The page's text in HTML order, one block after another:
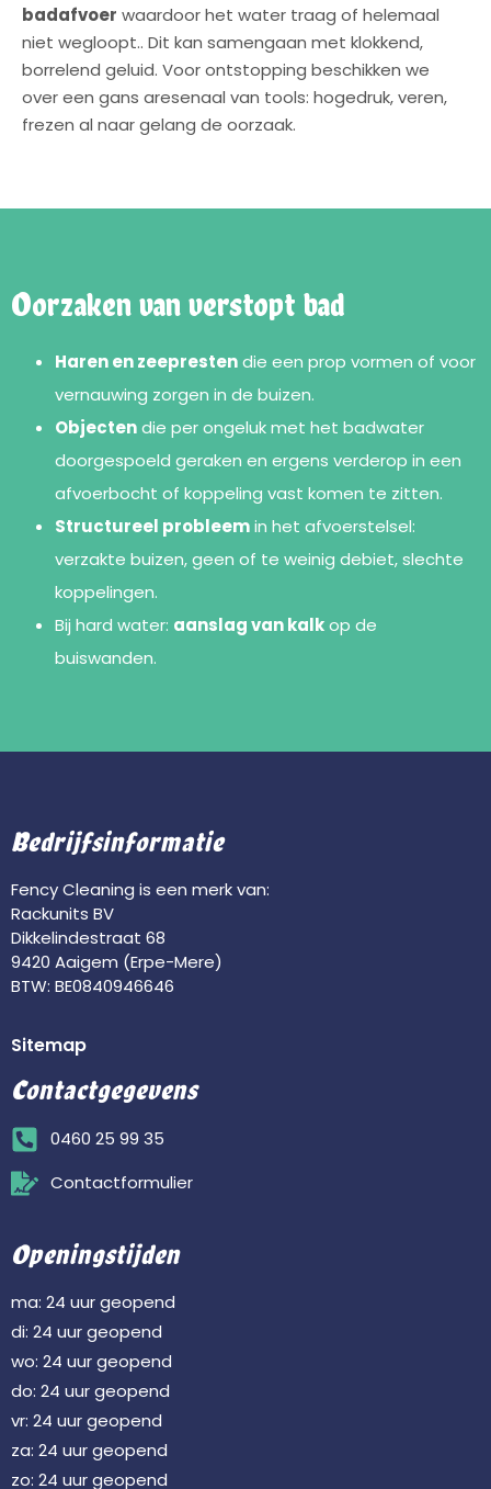
badafvoer waardoor het water traag of helemaal
niet wegloopt.. Dit kan samengaan met klokkend,
borrelend geluid. Voor ontstopping beschikken we
over een gans aresenaal van tools: hogedruk, veren,
frezen al naar gelang de oorzaak.
Oorzaken van verstopt bad
Haren en zeeprestendie een prop vormen of voor
vernauwing zorgen in de buizen.
Objectendie per ongeluk met het badwater
doorgespoeld geraken en ergens verderop in een
afvoerbocht of koppeling vast komen te zitten.
Structureel probleemin het afvoerstelsel:
verzakte buizen, geen of te weinig debiet, slechte
koppelingen.
Bij hard water: aanslag van kalkop de
buiswanden.
Bedrijfsinformatie
Fency Cleaning is een merk van:
Rackunits BV
Dikkelindestraat 68
9420 Aaigem (Erpe-Mere)
BTW: BE0840946646
Sitemap
Contactgegevens
0460 25 99 35
Contactformulier
Openingstijden
ma: 24 uur geopend
di: 24 uur geopend
wo: 24 uur geopend
do: 24 uur geopend
vr: 24 uur geopend
za: 24 uur geopend
zo: 24 uur geopend